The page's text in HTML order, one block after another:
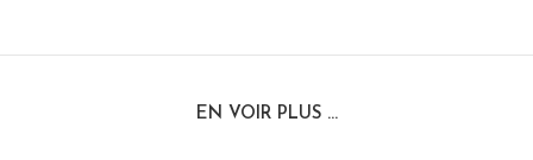
EN VOIR PLUS ...